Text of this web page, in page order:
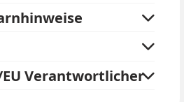
Verantwortlicher